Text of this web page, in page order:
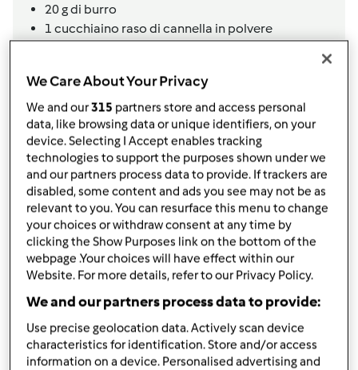
20gdi burro
1 cucchiaino raso di cannella in polvere
Aggiungi alla lista della spesa
Accessori che ti serviranno
Spatola
acquista
Boccale Completo TM6
acquista
We Care About Your Privacy
We and our315 partners store and access personal
data, like browsing data or unique identifiers, on your
device. Selecting I Accept enables tracking
technologies to support the purposes shown under we
and our partners process data to provide. If trackers are
disabled, some content and ads you see may not be as
relevant to you. You can resurface this menu to change
your choices or withdraw consent at any time by
clicking the Show Purposes link on the bottom of the
webpage .Your choices will have effect within our
Website. For more details, refer to our Privacy Policy.
We and our partners process data to provide:
Use precise geolocation data. Actively scan device
characteristics for identification. Store and/or access
information on a device. Personalised advertising and